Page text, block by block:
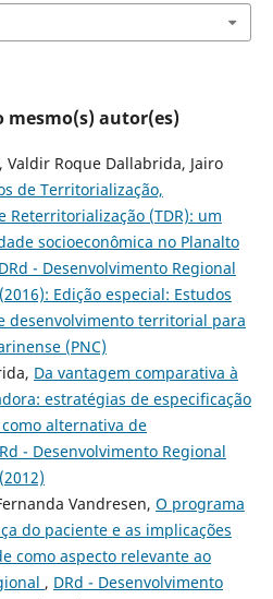
mesmo(s) autor(es)
Roque Dallabrida, Jairo
de Territorialização,
Reterritorialização (TDR): um
socioeconômica no Planalto
DRd - Desenvolvimento Regional
Edição especial: Estudos
desenvolvimento territorial para
(PNC)
Da vantagem comparativa à
estratégias de especificação
alternativa de
- Desenvolvimento Regional
Vandresen, O programa
do paciente e as implicações
como aspecto relevante ao
, DRd - Desenvolvimento